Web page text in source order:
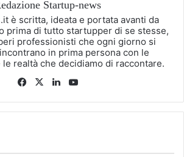
Startup-news
è scritta, ideata e portata avanti da
prima di tutto startupper di se stesse,
professionisti che ogni giorno si
in prima persona con le
realtà che decidiamo di raccontare.
Facebook
X LinkedIn